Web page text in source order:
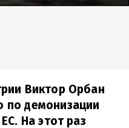
Виктор Орбан
по демонизации
На этот раз